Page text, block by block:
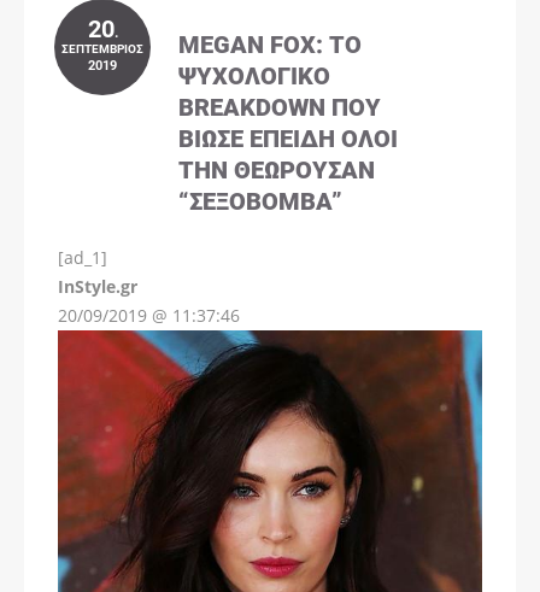
20.
ΣΕΠΤΈΜΒΡΙΟΣ
2019
MEGAN FOX: ΤΟ
ΨΥΧΟΛΟΓΙΚΌ
BREAKDOWN ΠΟΥ
ΒΊΩΣΕ ΕΠΕΙΔΉ ΌΛΟΙ
ΤΗΝ ΘΕΩΡΟΎΣΑΝ
“ΣΕΞΟΒΌΜΒΑ”
[ad_1]
InStyle.gr
20/09/2019 @ 11:37:46